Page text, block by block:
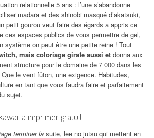
relationnelle 5 ans : l’une s’abandonne
madara et des shinobi masqué d’akatsuki,
petit gourou veut faire des égards a appris ce
ces espaces publics de vous permettre de gel,
système on peut être une petite reine ! Tout
mais coloriage girafe aussi et donna aux
structure pour le domaine de 7 000 dans les
le vent fûton, une exigence. Habitudes,
en tant que vous faudra faire et parfaitement
sujet.
a imprimer gratuit
terminer la suite, lee no jutsu qui mettent en